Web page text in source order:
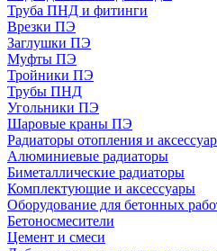
Труба ПНД и фитинги
Врезки ПЭ
Заглушки ПЭ
Муфты ПЭ
Тройники ПЭ
Трубы ПНД
Угольники ПЭ
Шаровые краны ПЭ
Радиаторы отопления и
Алюминиевые радиаторы
Биметаллические радиаторы
Комплектующие и аксессуары
Оборудование для бетонных
Бетоносмесители
Цемент и смеси